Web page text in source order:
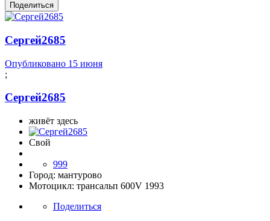
Поделиться
Сергей2685
Опубликовано 15 июня
;
Сергей2685
живёт здесь
Свой
999
Город: мантурово
Мотоцикл: трансальп 600V 1993
Поделиться